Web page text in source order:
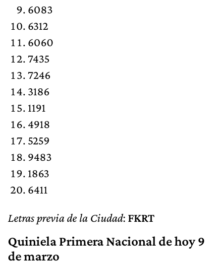
6083
6312
6060
7435
7246
3186
1191
4918
5259
9483
1863
6411
Letras previa de la Ciudad: FKRT
Quiniela Primera Nacional de hoy 9
de marzo